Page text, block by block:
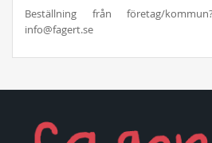
Beställning från företag/
info@fagert.se